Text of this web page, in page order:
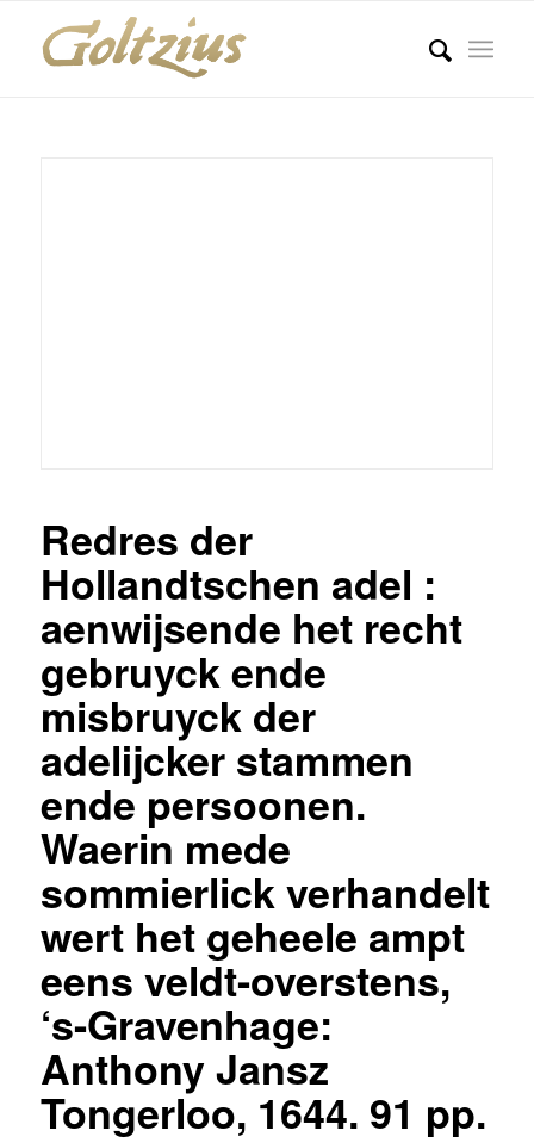
Redres der
Hollandtschen adel :
aenwijsende het recht
gebruyck ende
misbruyck der
adelijcker stammen
ende persoonen.
Waerin mede
sommierlick verhandelt
wert het geheele ampt
eens veldt-overstens,
‘s-Gravenhage:
Anthony Jansz
Tongerloo, 1644. 91 pp.